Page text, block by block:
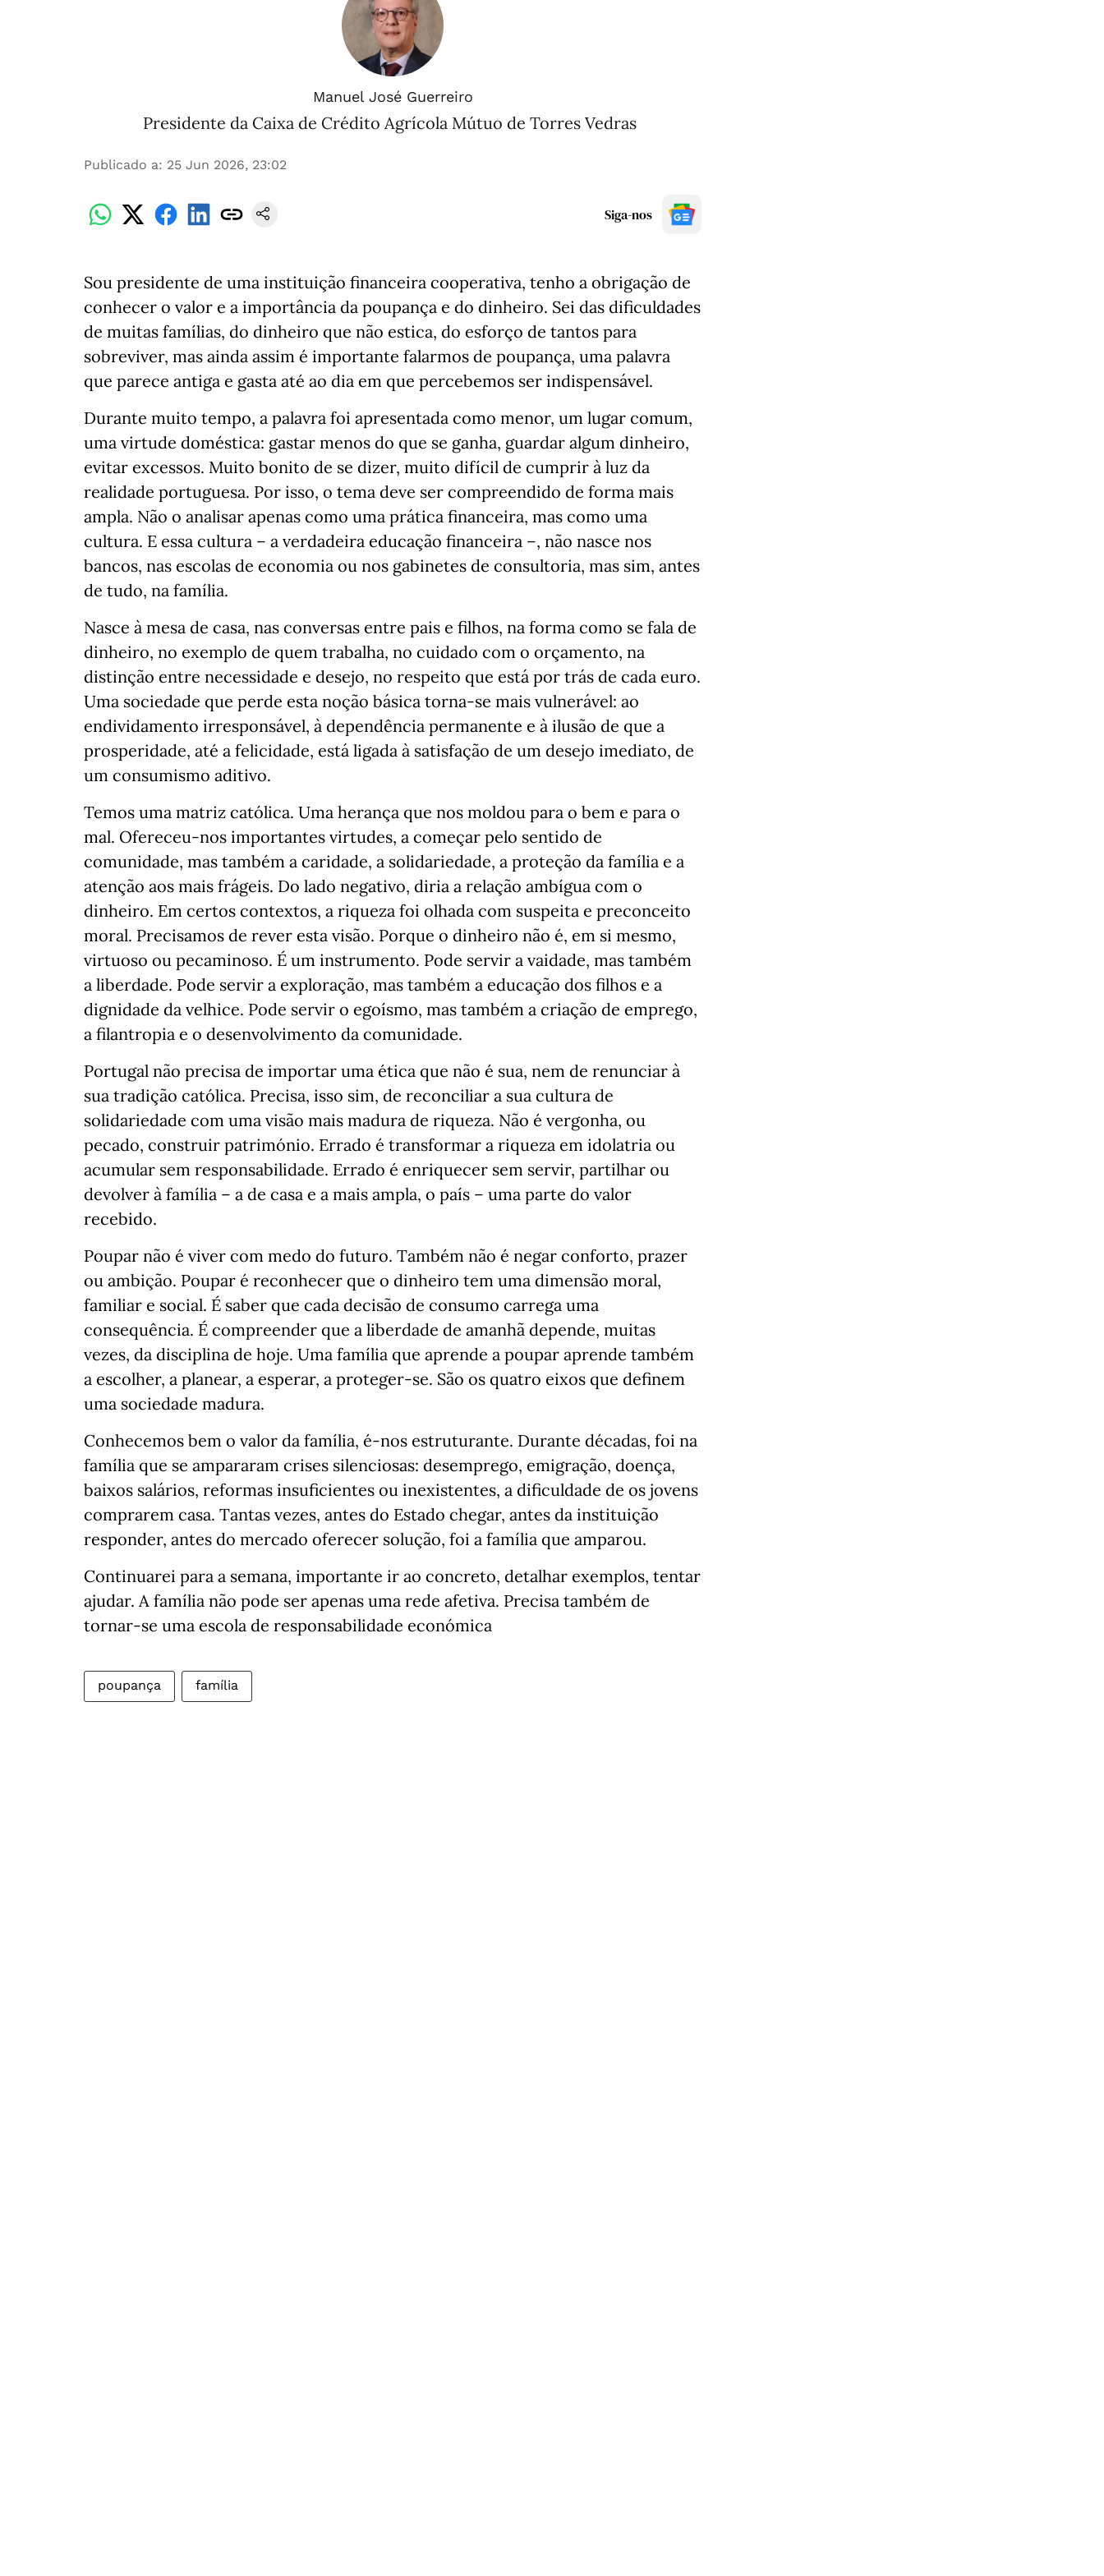
Manuel José Guerreiro
Presidente da Caixa de Crédito Agrícola Mútuo de Torres Vedras
Publicado a: 25 Jun 2026, 23:02
Siga-nos
Sou presidente de uma instituição financeira cooperativa, tenho a obrigação de
conhecer o valor e a importância da poupança e do dinheiro. Sei das dificuldades
de muitas famílias, do dinheiro que não estica, do esforço de tantos para
sobreviver, mas ainda assim é importante falarmos de poupança, uma palavra
que parece antiga e gasta até ao dia em que percebemos ser indispensável.
Durante muito tempo, a palavra foi apresentada como menor, um lugar comum,
uma virtude doméstica: gastar menos do que se ganha, guardar algum dinheiro,
evitar excessos. Muito bonito de se dizer, muito difícil de cumprir à luz da
realidade portuguesa. Por isso, o tema deve ser compreendido de forma mais
ampla. Não o analisar apenas como uma prática financeira, mas como uma
cultura. E essa cultura – a verdadeira educação financeira –, não nasce nos
bancos, nas escolas de economia ou nos gabinetes de consultoria, mas sim, antes
de tudo, na família.
Nasce à mesa de casa, nas conversas entre pais e filhos, na forma como se fala de
dinheiro, no exemplo de quem trabalha, no cuidado com o orçamento, na
distinção entre necessidade e desejo, no respeito que está por trás de cada euro.
Uma sociedade que perde esta noção básica torna-se mais vulnerável: ao
endividamento irresponsável, à dependência permanente e à ilusão de que a
prosperidade, até a felicidade, está ligada à satisfação de um desejo imediato, de
um consumismo aditivo.
Temos uma matriz católica. Uma herança que nos moldou para o bem e para o
mal. Ofereceu-nos importantes virtudes, a começar pelo sentido de
comunidade, mas também a caridade, a solidariedade, a proteção da família e a
atenção aos mais frágeis. Do lado negativo, diria a relação ambígua com o
dinheiro. Em certos contextos, a riqueza foi olhada com suspeita e preconceito
moral. Precisamos de rever esta visão. Porque o dinheiro não é, em si mesmo,
virtuoso ou pecaminoso. É um instrumento. Pode servir a vaidade, mas também
a liberdade. Pode servir a exploração, mas também a educação dos filhos e a
dignidade da velhice. Pode servir o egoísmo, mas também a criação de emprego,
a filantropia e o desenvolvimento da comunidade.
Portugal não precisa de importar uma ética que não é sua, nem de renunciar à
sua tradição católica. Precisa, isso sim, de reconciliar a sua cultura de
solidariedade com uma visão mais madura de riqueza. Não é vergonha, ou
pecado, construir património. Errado é transformar a riqueza em idolatria ou
acumular sem responsabilidade. Errado é enriquecer sem servir, partilhar ou
devolver à família – a de casa e a mais ampla, o país – uma parte do valor
recebido.
Poupar não é viver com medo do futuro. Também não é negar conforto, prazer
ou ambição. Poupar é reconhecer que o dinheiro tem uma dimensão moral,
familiar e social. É saber que cada decisão de consumo carrega uma
consequência. É compreender que a liberdade de amanhã depende, muitas
vezes, da disciplina de hoje. Uma família que aprende a poupar aprende também
a escolher, a planear, a esperar, a proteger-se. São os quatro eixos que definem
uma sociedade madura.
Conhecemos bem o valor da família, é-nos estruturante. Durante décadas, foi na
família que se ampararam crises silenciosas: desemprego, emigração, doença,
baixos salários, reformas insuficientes ou inexistentes, a dificuldade de os jovens
comprarem casa. Tantas vezes, antes do Estado chegar, antes da instituição
responder, antes do mercado oferecer solução, foi a família que amparou.
Continuarei para a semana, importante ir ao concreto, detalhar exemplos, tentar
ajudar. A família não pode ser apenas uma rede afetiva. Precisa também de
tornar-se uma escola de responsabilidade económica
poupança família